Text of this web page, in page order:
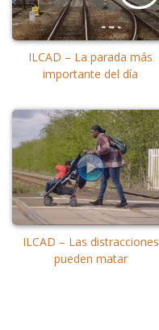
ILCAD – La parada más
importante del día
ILCAD – Las distracciones
pueden matar